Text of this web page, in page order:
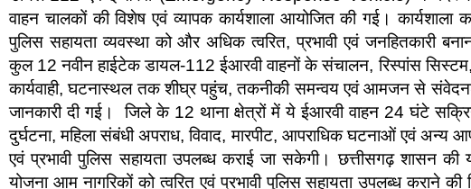
वाहन चालकों की विशेष एवं व्यापक कार्यशाला आयोजित की गई।
पुलिस सहायता व्यवस्था को और अधिक त्वरित, प्रभावी एवं जनहितकारी
कुल 12 नवीन हाईटेक डायल-112 ईआरवी वाहनों के संचालन, रिस्पांस सिस्टम,
कार्यवाही, घटनास्थल तक शीघ्र पहुंच, तकनीकी समन्वय एवं आमजन से
जानकारी दी गई। जिले के 12 थाना क्षेत्रों में ये ईआरवी वाहन 24 घंटे
दुर्घटना, महिला संबंधी अपराध, विवाद, मारपीट, आपराधिक घटनाओं एवं अन्य
एवं प्रभावी पुलिस सहायता उपलब्ध कराई जा सकेगी। छत्तीसगढ़ शासन की
योजना आम नागरिकों को त्वरित एवं प्रभावी पुलिस सहायता उपलब्ध कराने